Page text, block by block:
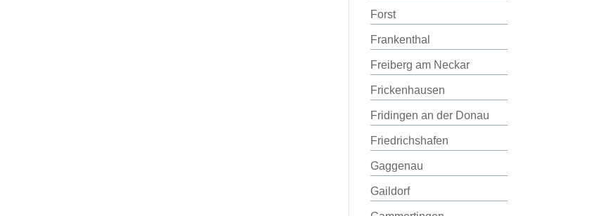
Forst
Frankenthal
Freiberg am Neckar
Frickenhausen
Fridingen an der Donau
Friedrichshafen
Gaggenau
Gaildorf